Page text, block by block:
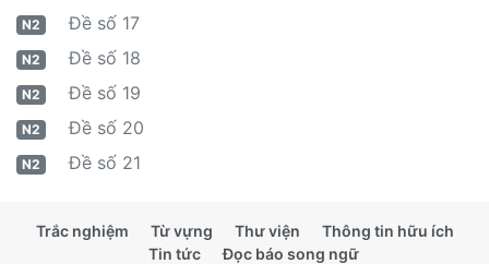
N2 Đề số 17
N2 Đề số 18
N2 Đề số 19
N2 Đề số 20
N2 Đề số 21
Trắc nghiệm Từ vựng Thư viện
Thông tin hữu ích
Tin tức
Đọc báo song ngữ